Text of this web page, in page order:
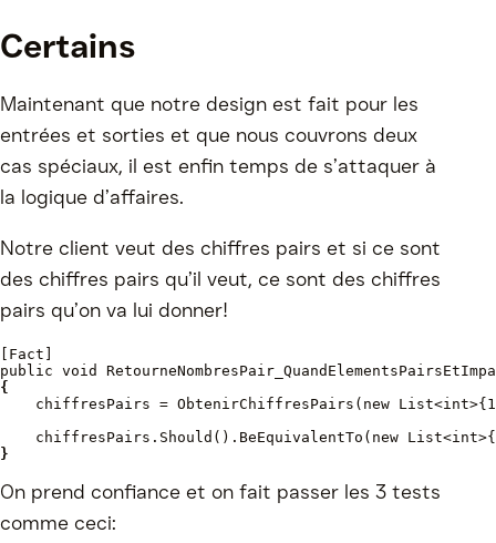
Certains
Maintenant que notre design est fait pour les
entrées et sorties et que nous couvrons deux
cas spéciaux, il est enfin temps de s’attaquer à
la logique d’affaires.
Notre client veut des chiffres pairs et si ce sont
des chiffres pairs qu’il veut, ce sont des chiffres
pairs qu’on va lui donner!
[Fact]
public void
{
chiffresPairs = ObtenirChiffresPairs(new
chiffresPairs.Should().BeEquivalentTo(new
}
On prend confiance et on fait passer les 3 tests
comme ceci: